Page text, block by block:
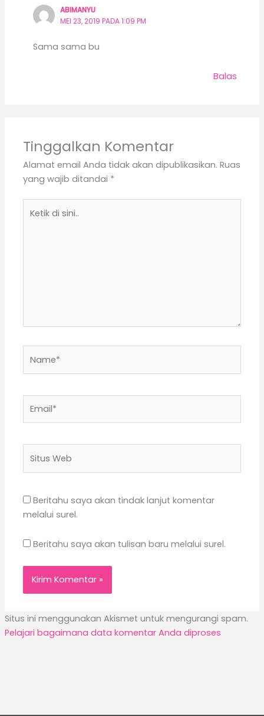
ABIMANYU
MEI 23, 2019 PADA 1:09 PM
Sama sama bu
Balas
Tinggalkan Komentar
Alamat email Anda tidak akan dipublikasikan. Ruas
yang wajib ditandai *
di
Web
Beritahu saya akan tindak lanjut komentar
melalui surel.
Beritahu saya akan tulisan baru melalui surel.
Situs ini menggunakan Akismet untuk mengurangi spam.
Pelajari bagaimana data komentar Anda diproses